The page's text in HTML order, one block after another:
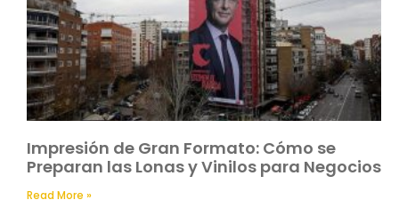
Impresión de Gran Formato: Cómo se
Preparan las Lonas y Vinilos para Negocios
Read More »